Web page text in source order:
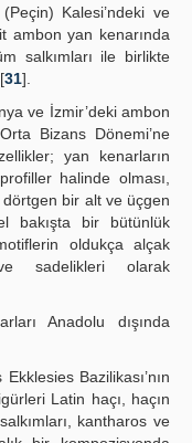
Kalesi’ndeki ve
ambon yan kenarında
salkımları ile birlikte
31].
ve İzmir’deki ambon
Bizans Dönemi’ne
yan kenarların
halinde olması,
dörtgen bir alt ve üçgen
bakışta bir bütünlük
oldukça alçak
sadelikleri olarak
Anadolu dışında
Bazilikası’nın
Latin haçı, haçın
kantharos ve